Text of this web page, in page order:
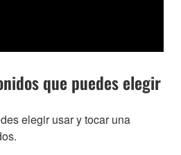
que puedes elegir
elegir usar y tocar una